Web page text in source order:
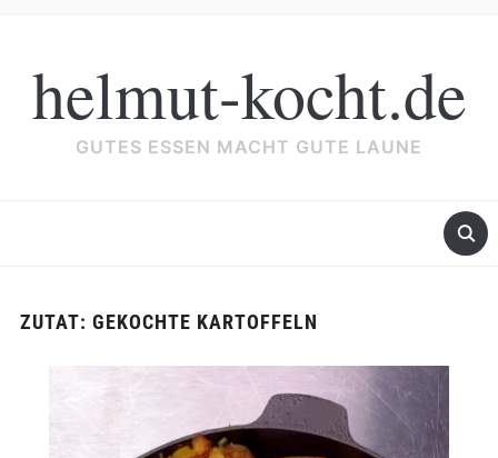
helmut-kocht.de
GUTES ESSEN MACHT GUTE LAUNE
ZUTAT: GEKOCHTE KARTOFFELN